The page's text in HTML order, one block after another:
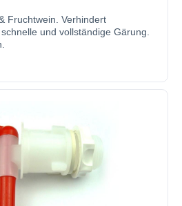
Fruchtwein. Verhindert
und vollständige Gärung.